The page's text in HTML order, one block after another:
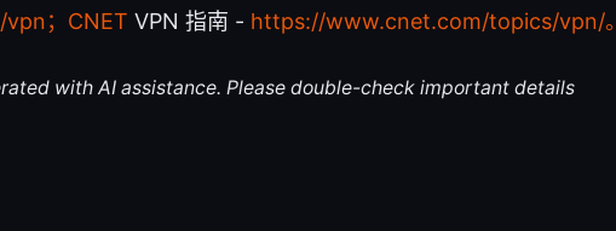
；CNET VPN 指南 - https://www.cnet.com/topics/vpn/。
with AI assistance. Please double-check important details